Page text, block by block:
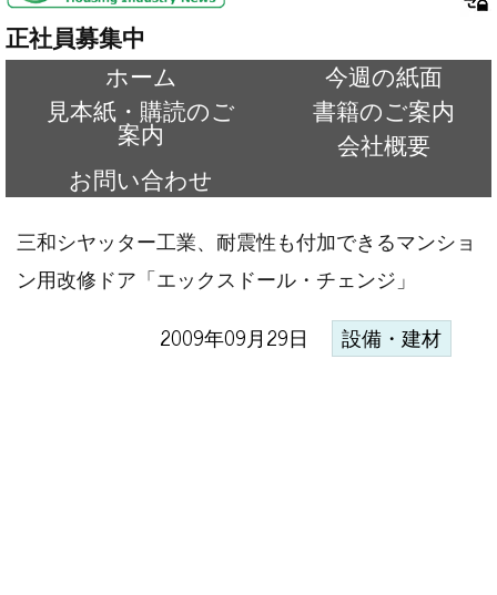
正社員募集中
ホーム
今週の紙面
見本紙・購読のご
案内
書籍のご案内
会社概要
お問い合わせ
三和シヤッター工業、耐震性も付加できるマンショ
ン用改修ドア「エックスドール・チェンジ」
2009年09月29日 設備・建材